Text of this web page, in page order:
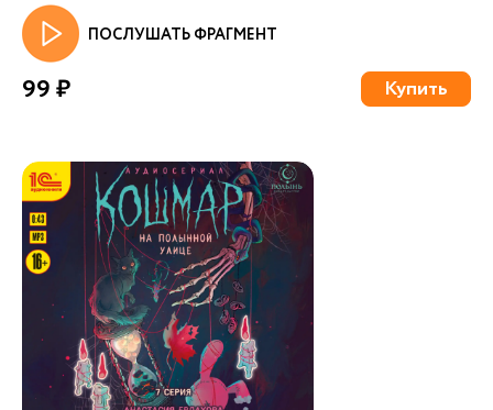
ПОСЛУШАТЬ ФРАГМЕНТ
99 ₽ Купить